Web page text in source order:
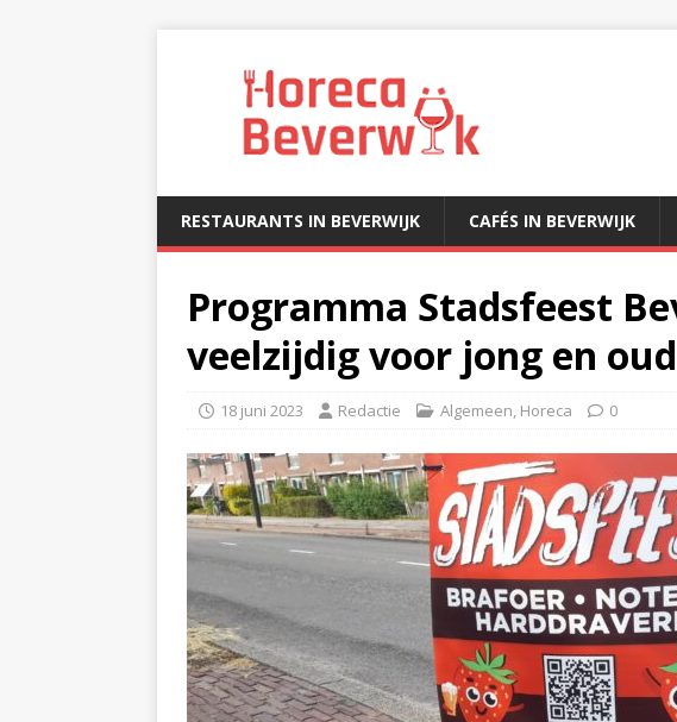
RESTAURANTS IN BEVERWIJK CAFÉS IN BEVERWIJK
Programma Stadsfeest
veelzijdig voor jong en oud
18 juni 2023 Redactie Algemeen, Horeca 0